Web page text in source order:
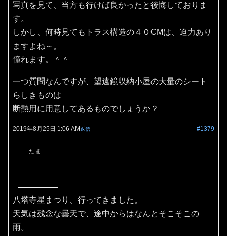
写真を見て、当方も行けば良かったと後悔しておりま
す。
しかし、何時見てもトラス構造の４０CMは、迫力あり
ますよね～。
憧れます。＾＾
一つ質問なんですが、望遠鏡収納小屋の大量のシート
らしきものは
断熱用に用意してあるものでしょうか？
2019年8月25日 1:06 AM #1379
返信
たま
八塔寺星まつり、行ってきました。
天気は残念な曇天で、途中からはなんとそこそこの
雨。